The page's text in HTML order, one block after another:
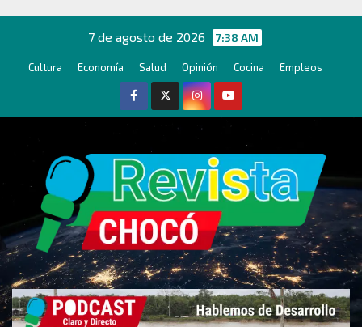
contenido
7 de agosto de 2026 7:38 AM
Cultura Economía Salud Opinión Cocina Empleos